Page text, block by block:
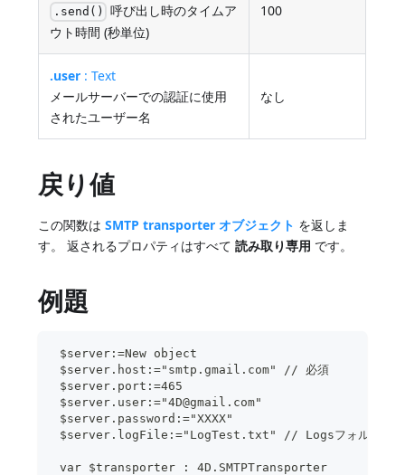
.send() 呼び出し時のタイムア
ウト時間 (秒単位)
100
.user : Text
メールサーバーでの認証に使用
されたユーザー名
なし
戻り値
この関数はSMTP transporter オブジェクト を返しま
す。 返されるプロパティはすべて読み取り専用 です。
例題
$server:=New object
$server.host:="smtp.gmail.com" // 必須
$server.port:=465
$server.user:="4D@gmail.com"
$server.password:="XXXX"
$server.logFile:="LogTest.txt" // Logsフォルダーに保
var $transporter : 4D.SMTPTransporter